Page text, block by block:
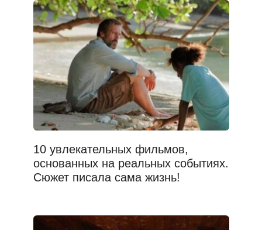
10 увлекательных фильмов,
основанных на реальных событиях.
Сюжет писала сама жизнь!